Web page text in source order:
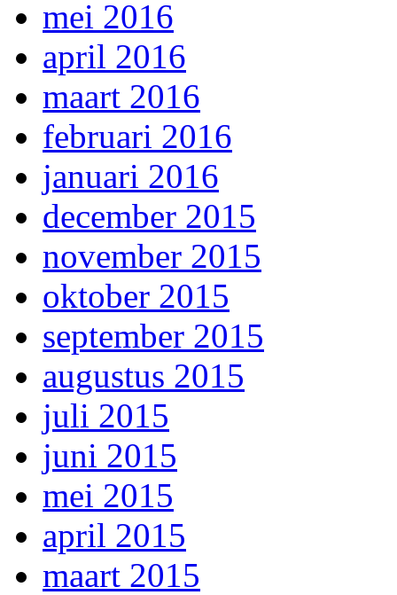
mei 2016
april 2016
maart 2016
februari 2016
januari 2016
december 2015
november 2015
oktober 2015
september 2015
augustus 2015
juli 2015
juni 2015
mei 2015
april 2015
maart 2015